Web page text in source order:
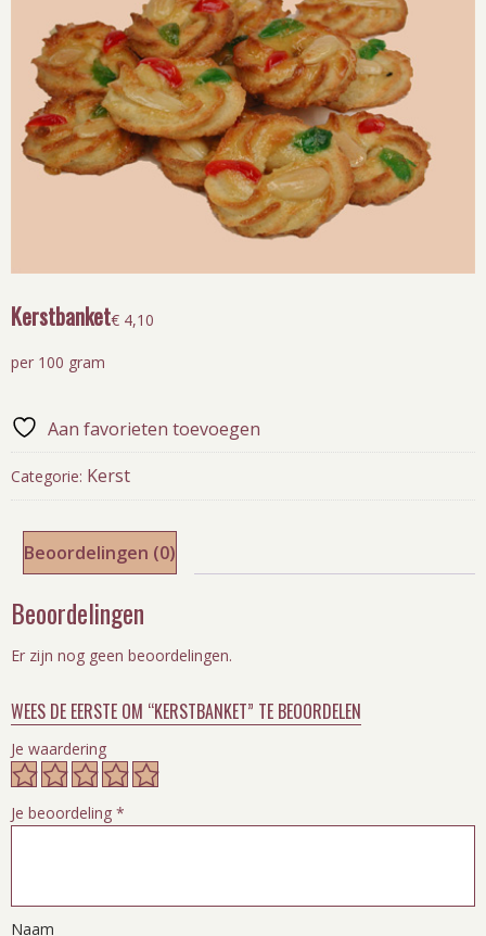
Kerstbanket€ 4,10
per 100 gram
Aan favorieten toevoegen
Categorie: Kerst
Beoordelingen (0)
Beoordelingen
Er zijn nog geen beoordelingen.
WEES DE EERSTE OM “KERSTBANKET” TE BEOORDELEN
Je waardering
Je beoordeling *
Naam